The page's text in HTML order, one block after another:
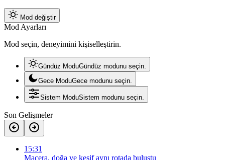
Mod değiştir
Mod Ayarları
Mod seçin, deneyimini kişiselleştirin.
Gündüz ModuGündüz modunu seçin.
Gece ModuGece modunu seçin.
Sistem ModuSistem modunu seçin.
Son Gelişmeler
15:31
Macera, doğa ve keşif aynı rotada buluştu